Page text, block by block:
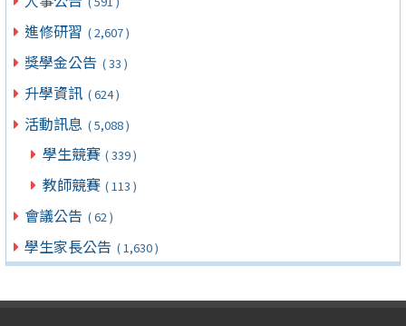
進修研習 ( 2,607 )
獎學金公告 ( 33 )
升學資訊 ( 624 )
活動訊息 ( 5,088 )
學生競賽 ( 339 )
教師競賽 ( 113 )
會議公告 ( 62 )
學生家長公告 ( 1,630 )